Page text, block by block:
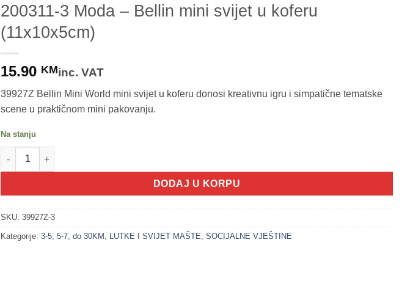
200311-3 Moda – Bellin mini svijet u koferu
(11x10x5cm)
15.90 KMinc. VAT
39927Z Bellin Mini World mini svijet u koferu donosi kreativnu igru i simpatične tematske
scene u praktičnom mini pakovanju.
Na stanju
200311-3 Moda - Bellin mini svijet u koferu (11x10x5cm) količina
DODAJ U KORPU
SKU: 39927Z-3
Kategorije: 3-5, 5-7, do 30KM , LUTKE I SVIJET MAŠTE, SOCIJALNE VJEŠTINE